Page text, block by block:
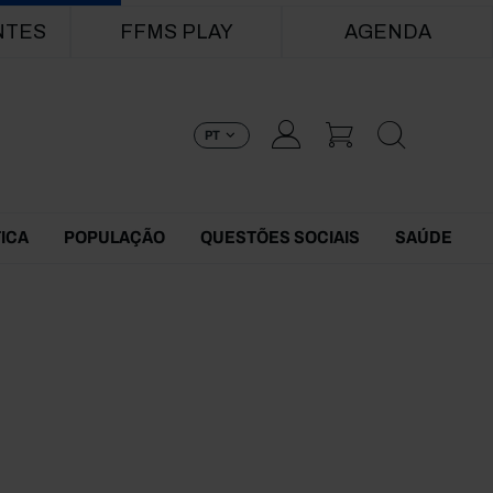
FFMS PLAY AGENDA
PT
POPULAÇÃO QUESTÕES SOCIAIS SAÚDE